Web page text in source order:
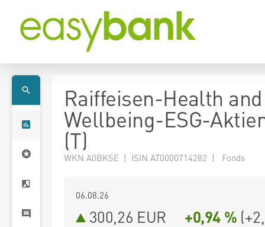
Raiffeisen-Health and
Wellbeing-ESG-
(T)
WKN A0BKSE | ISIN AT0000714282 | Fonds
06.08.26
300,26 EUR +0,94 % (